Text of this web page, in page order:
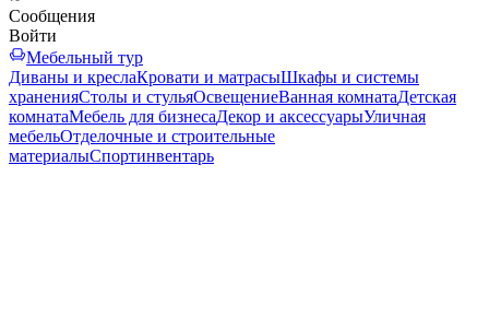
Сообщения
Войти
Мебельный тур
Диваны и креслаКровати и матрасыШкафы и системы
храненияСтолы и стульяОсвещениеВанная комнатаДетская
комнатаМебель для бизнесаДекор и аксессуарыУличная
мебельОтделочные и строительные
материалыСпортинвентарь